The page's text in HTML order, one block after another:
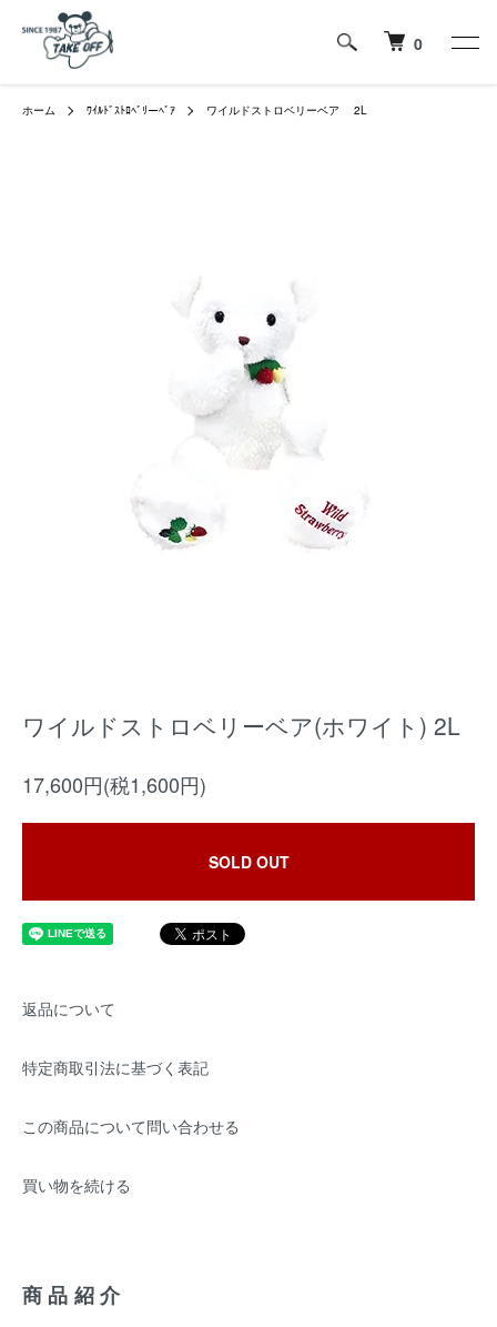
0
ホーム ﾜｲﾙﾄﾞｽﾄﾛﾍﾞﾘーﾍﾞｱ ワイルドストロベリーベア 2L
ワイルドストロベリーベア(ホワイト) 2L
17,600円(税1,600円)
SOLD OUT
返品について
特定商取引法に基づく表記
この商品について問い合わせる
買い物を続ける
商品紹介